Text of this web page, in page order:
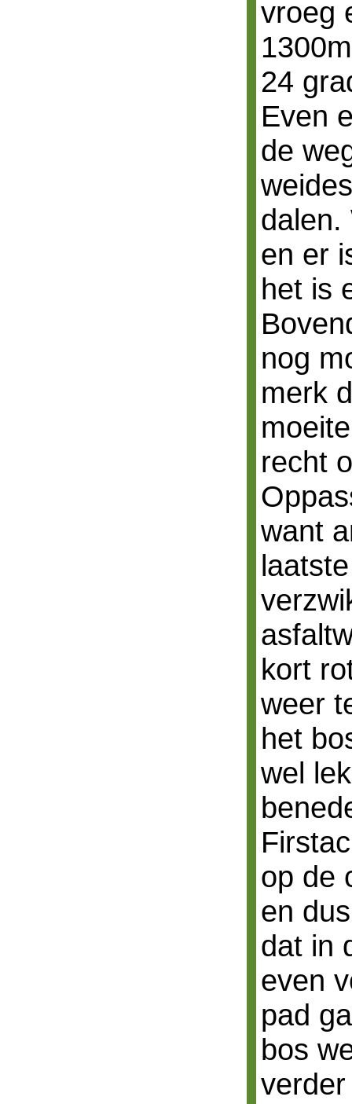
vroeg
24
Even
de
dalen.
en er
het is
nog
merk
recht
want
kort
weer
het
wel
op de
en
dat in
even
pad
bos